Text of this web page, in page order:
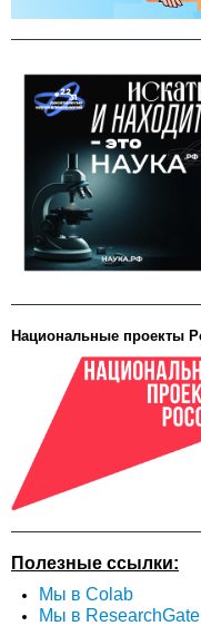
Национальные проекты
Полезные ссылки:
Мы в Colab
Мы в ResearchGate